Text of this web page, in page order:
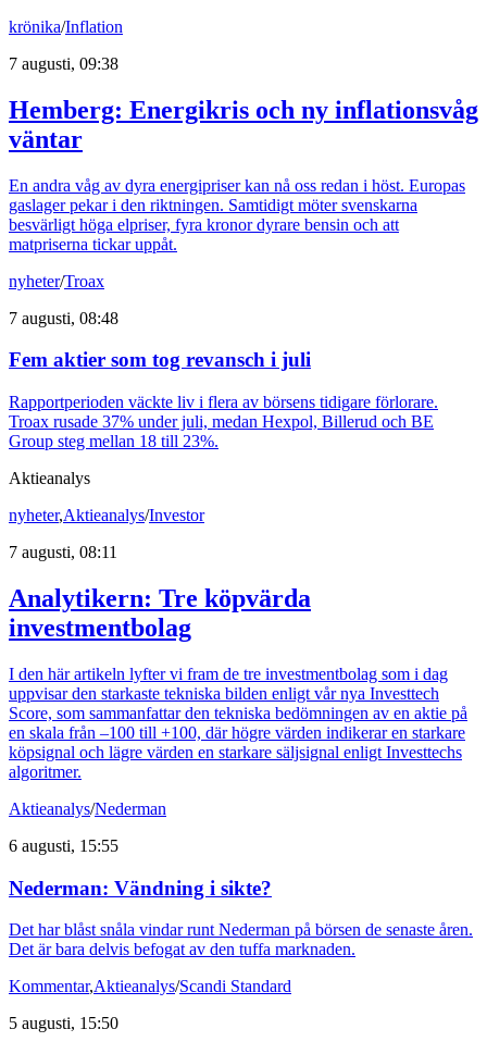
krönika/Inflation
7 augusti, 09:38
Hemberg: Energikris och ny inflationsvåg
väntar
En andra våg av dyra energipriser kan nå oss redan i höst. Europas
gaslager pekar i den riktningen. Samtidigt möter svenskarna
besvärligt höga elpriser, fyra kronor dyrare bensin och att
matpriserna tickar uppåt.
nyheter/Troax
7 augusti, 08:48
Fem aktier som tog revansch i juli
Rapportperioden väckte liv i flera av börsens tidigare förlorare.
Troax rusade 37% under juli, medan Hexpol, Billerud och BE
Group steg mellan 18 till 23%.
Aktieanalys
nyheter,Aktieanalys/Investor
7 augusti, 08:11
Analytikern: Tre köpvärda
investmentbolag
I den här artikeln lyfter vi fram de tre investmentbolag som i dag
uppvisar den starkaste tekniska bilden enligt vår nya Investtech
Score, som sammanfattar den tekniska bedömningen av en aktie på
en skala från –100 till +100, där högre värden indikerar en starkare
köpsignal och lägre värden en starkare säljsignal enligt Investtechs
algoritmer.
Aktieanalys/Nederman
6 augusti, 15:55
Nederman: Vändning i sikte?
Det har blåst snåla vindar runt Nederman på börsen de senaste åren.
Det är bara delvis befogat av den tuffa marknaden.
Kommentar,Aktieanalys/Scandi Standard
5 augusti, 15:50